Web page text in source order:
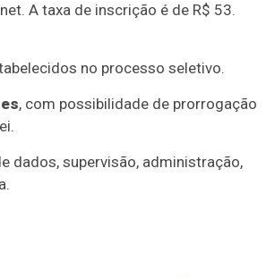
A taxa de inscrição é de R$ 53.
no processo seletivo.
, com possibilidade de prorrogação
dados, supervisão, administração,